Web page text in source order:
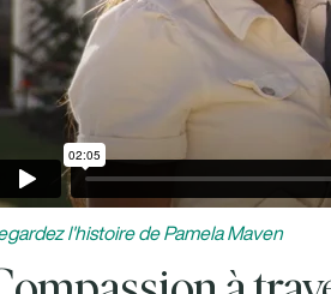
l'histoire de Pamela Maven